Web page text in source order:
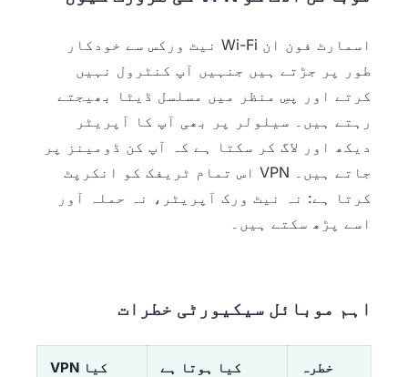
اسمارٹ فون ان Wi-Fi نیٹ ورکس سے خودکار
طور پر جڑتے ہیں جنہیں آپ کنٹرول نہیں
کرتے اور پسِ منظر میں مسلسل ڈیٹا بھیجتے
رہتے ہیں۔ سیلولر پر بھی آپ کا آپریٹر
دیکھ اور لاگ کر سکتا ہے کہ آپ کن ڈومینز پر
جاتے ہیں۔ VPN اس تمام ٹریفک کو انکرپٹ
کرتا ہے: نہ نیٹ ورک آپریٹر، نہ حملہ آور
اسے پڑھ سکتے ہیں۔
اہم موبائل سیکیورٹی خطرات
خطرہ کیا ہوتا ہے
کیا VPN